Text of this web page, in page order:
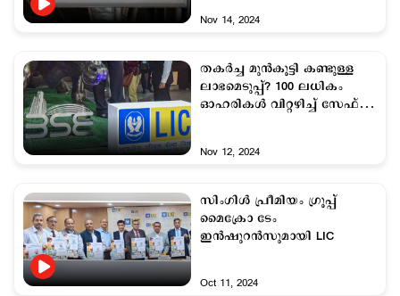
Nov 14, 2024
തകര്‍ച്ച മുന്‍കൂട്ടി കണ്ടുള്ള
ലാഭമെടുപ്പ്? 100 ലധികം
ഓഹരികള്‍ വിറ്റഴിച്ച് സേഫ്
Nov 12, 2024
സിംഗിള്‍ പ്രീമിയം ഗ്രൂപ്പ്
മൈക്രോ ടേം
ഇന്‍ഷുറന്‍സുമായി LIC
Oct 11, 2024